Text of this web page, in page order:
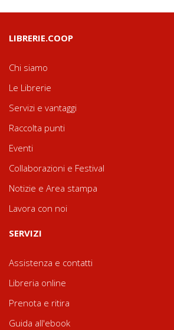
LIBRERIE.COOP
Chi siamo
Le Librerie
Servizi e vantaggi
Raccolta punti
Eventi
Collaborazioni e Festival
Notizie e Area stampa
Lavora con noi
SERVIZI
Assistenza e contatti
Libreria online
Prenota e ritira
Guida all'ebook